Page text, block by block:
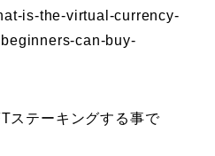
is-the-virtual-currency-
can-buy-
ステーキングする事で